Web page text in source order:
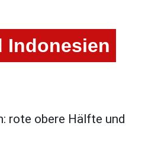
Indonesien